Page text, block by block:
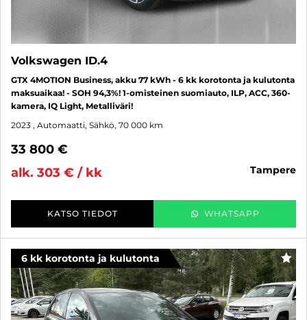
Volkswagen ID.4
GTX 4MOTION Business, akku 77 kWh - 6 kk korotonta ja kulutonta
maksuaikaa! - SOH 94,3%! 1-omisteinen suomiauto, ILP, ACC, 360-
kamera, IQ Light, Metalliväri!
2023 , Automaatti, Sähkö, 70 000 km
33 800 €
alk. 303 € / kk
tampere
KATSO TIEDOT WHATSAPP
6 kk korotonta ja kulutonta